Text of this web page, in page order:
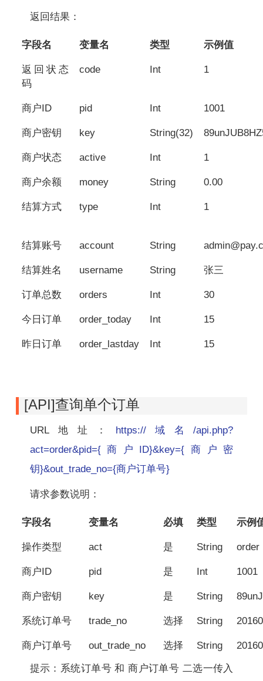
返回结果：
字段名 变量名 类型 示例值
返回状态
码
code Int 1
商户ID pid Int 1001
商户密钥 key String(32)
商户状态 active Int 1
商户余额 money String 0.00
结算方式 type Int 1
结算账号 account String
结算姓名 username String 张三
订单总数 orders Int 30
今日订单 order_today Int 15
昨日订单 order_lastday Int 15
[API]查询单个订单
URL地址： https://域名/api.php?
act=order&pid={商户ID}&key={商户密
钥}&out_trade_no={商户订单号}
请求参数说明：
字段名 变量名 必填 类型 示例
操作类型 act 是 String order
商户ID pid 是 Int 1001
商户密钥 key 是 String
系统订单号 trade_no 选择 String
商户订单号 out_trade_no 选择 String
提示：系统订单号 和 商户订单号 二选一传入